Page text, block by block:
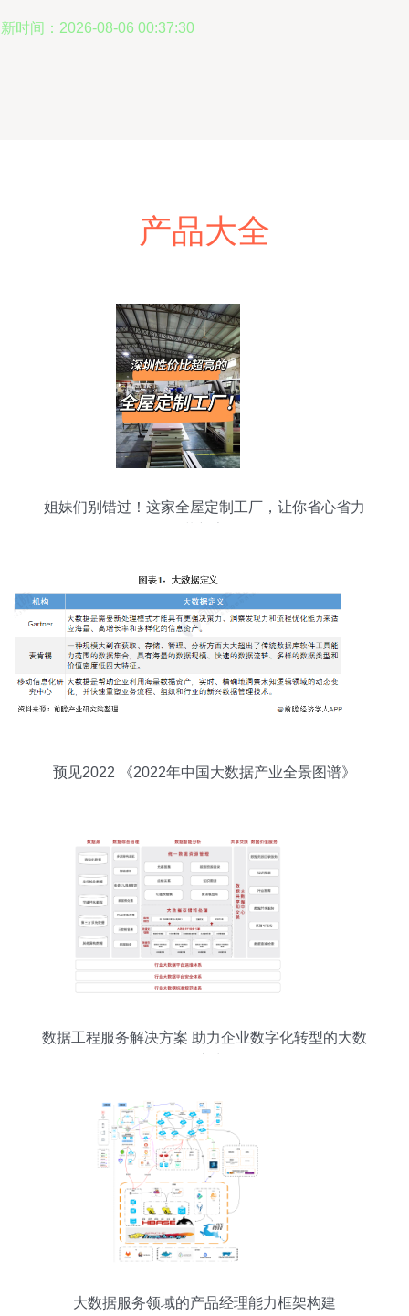
时间：2026-08-06 00:37:30
产品大全
姐妹们别错过！这家全屋定制工厂，让你省心省力
预见2022 《2022年中国大数据产业全景图谱》
数据工程服务解决方案 助力企业数字化转型的大数
大数据服务领域的产品经理能力框架构建